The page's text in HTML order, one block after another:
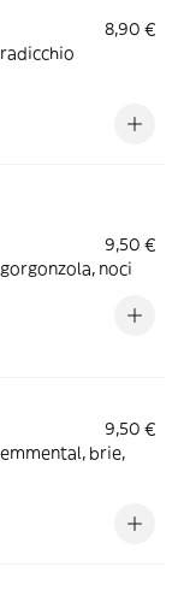
8,90 €
9,50 €
noci
9,50 €
brie,